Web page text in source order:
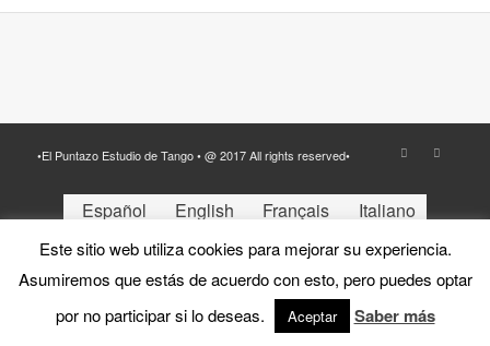
•El Puntazo Estudio de Tango • @ 2017 All rights reserved•
Este sitio web utiliza cookies para mejorar su experiencia.
Asumiremos que estás de acuerdo con esto, pero puedes optar
por no participar si lo deseas.
Aceptar Saber más
Español English Français Italiano